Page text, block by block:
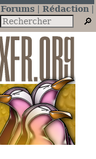
Forums
Rédaction